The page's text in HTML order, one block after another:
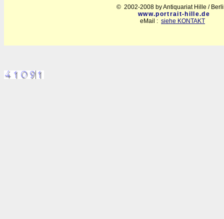
© 2002-2008 by Antiquariat Hille /
www.portrait-hille.de
eMail : siehe KONTAKT